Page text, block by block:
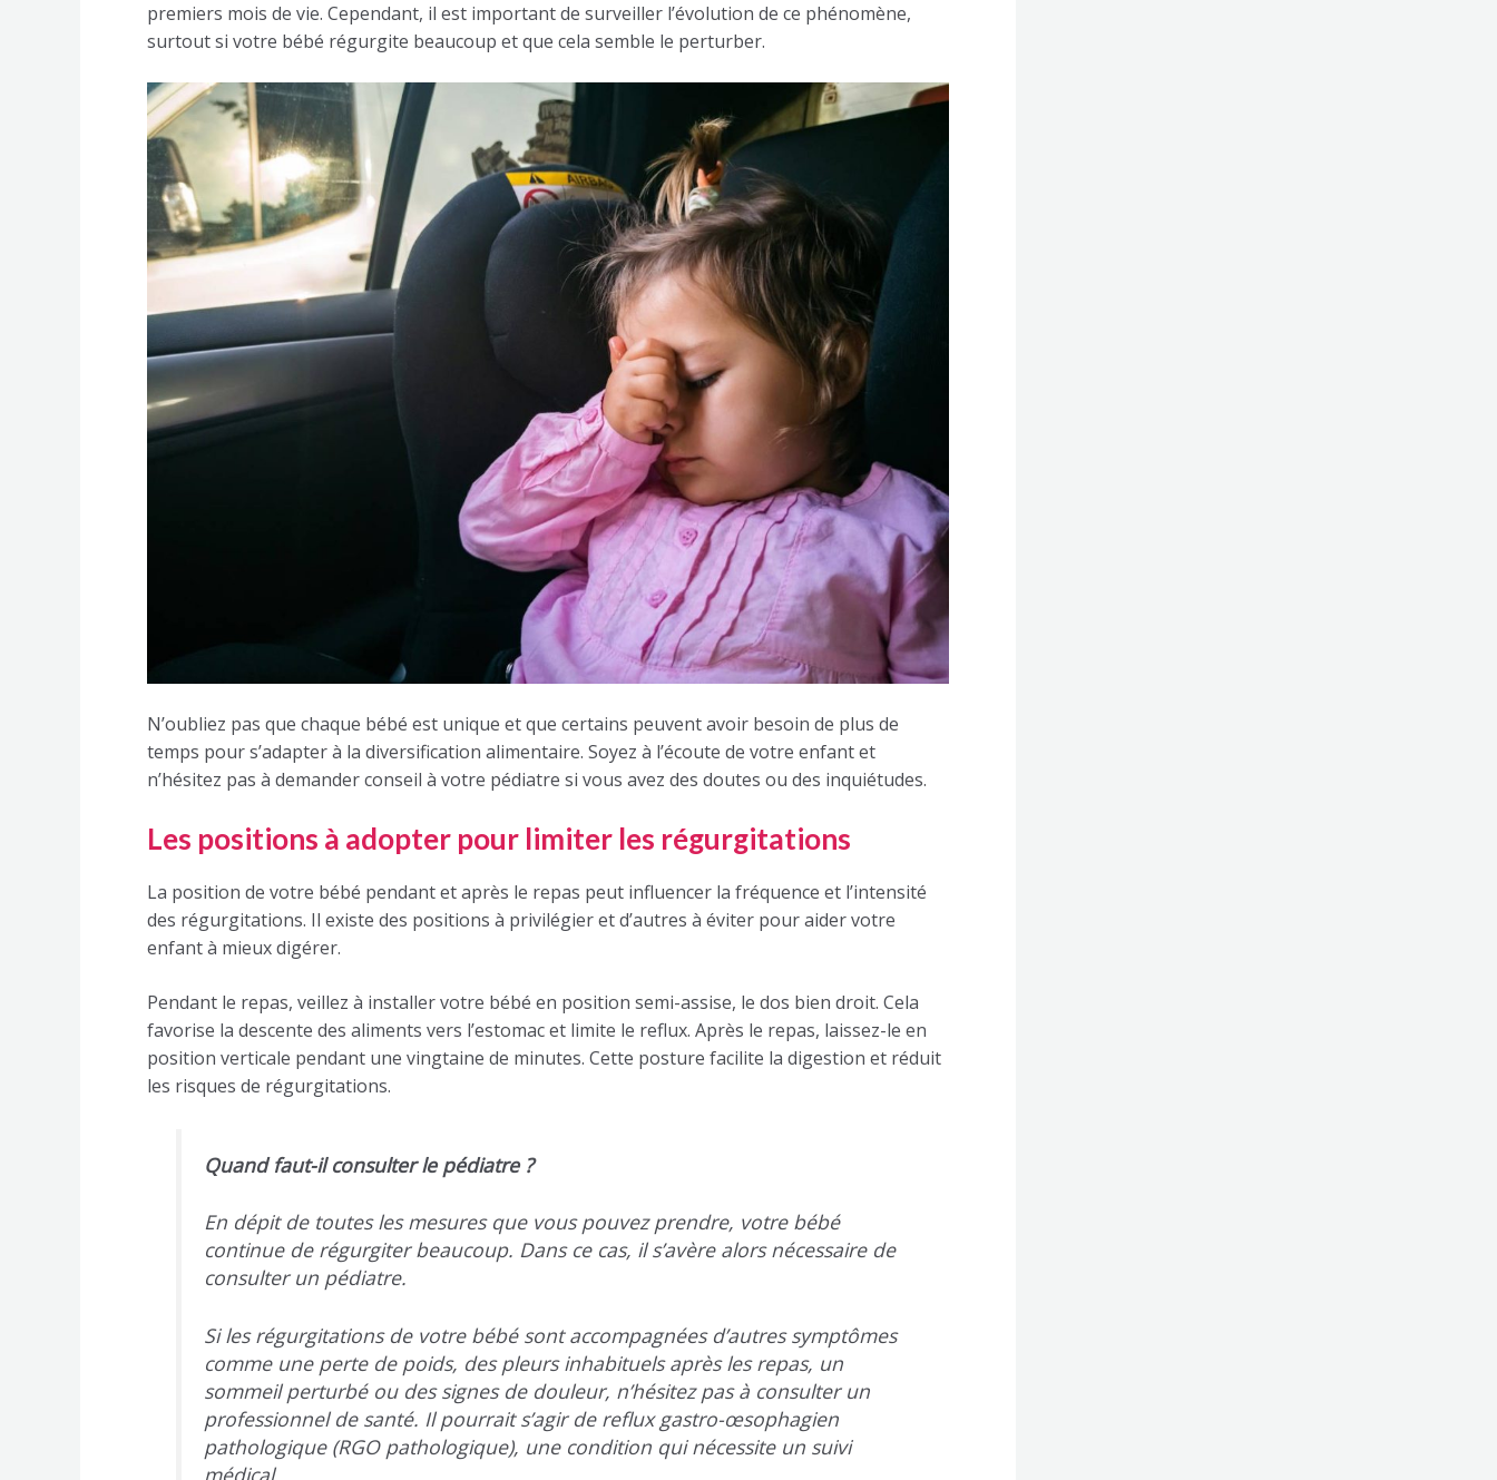
premiers mois de vie. Cependant, il est important de surveiller l’évolution de ce phénomène,
surtout si votre bébé régurgite beaucoup et que cela semble le perturber.
N’oubliez pas que chaque bébé est unique et que certains peuvent avoir besoin de plus de
temps pour s’adapter à la diversification alimentaire. Soyez à l’écoute de votre enfant et
n’hésitez pas à demander conseil à votre pédiatre si vous avez des doutes ou des inquiétudes.
Les positions à adopter pour limiter les régurgitations
La position de votre bébé pendant et après le repas peut influencer la fréquence et l’intensité
des régurgitations. Il existe des positions à privilégier et d’autres à éviter pour aider votre
enfant à mieux digérer.
Pendant le repas, veillez à installer votre bébé en position semi-assise, le dos bien droit. Cela
favorise la descente des aliments vers l’estomac et limite le reflux. Après le repas, laissez-le en
position verticale pendant une vingtaine de minutes. Cette posture facilite la digestion et réduit
les risques de régurgitations.
Quand faut-il consulter le pédiatre ?
En dépit de toutes les mesures que vous pouvez prendre, votre bébé
continue de régurgiter beaucoup. Dans ce cas, il s’avère alors nécessaire de
consulter un pédiatre.
Si les régurgitations de votre bébé sont accompagnées d’autres symptômes
comme une perte de poids, des pleurs inhabituels après les repas, un
sommeil perturbé ou des signes de douleur, n’hésitez pas à consulter un
professionnel de santé. Il pourrait s’agir de reflux gastro-œsophagien
pathologique (RGO pathologique), une condition qui nécessite un suivi
médical.